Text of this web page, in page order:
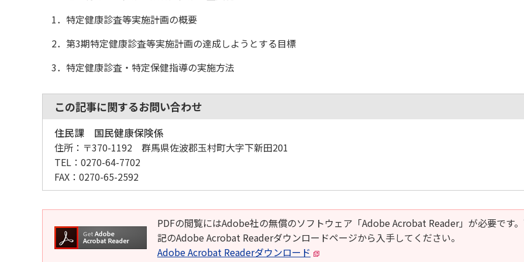
1．特定健康診査等実施計画の概要
2．第3期特定健康診査等実施計画の達成しようとする目標
3．特定健康診査・特定保健指導の実施方法
この記事に関するお問い合わせ
住民課 国民健康保険係
住所： 〒370-1192 群馬県佐波郡玉村町大字下新田201
TEL： 0270-64-7702
FAX： 0270-65-2592
PDFの閲覧にはAdobe社の無償のソフトウェア「Adobe Acrobat Reader」が必要です
記のAdobe Acrobat Readerダウンロードページから入手してください。
Adobe Acrobat Readerダウンロード